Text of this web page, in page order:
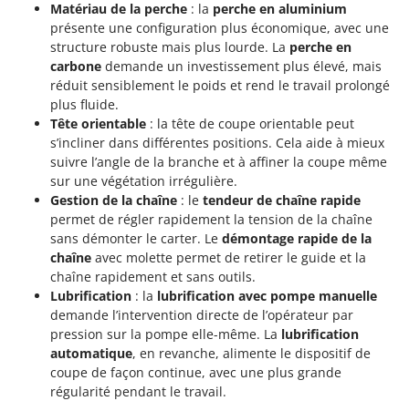
Matériau de la perche : la perche en aluminium
présente une configuration plus économique, avec une
structure robuste mais plus lourde. La perche en
carbone demande un investissement plus élevé, mais
réduit sensiblement le poids et rend le travail prolongé
plus fluide.
Tête orientable : la tête de coupe orientable peut
s’incliner dans différentes positions. Cela aide à mieux
suivre l’angle de la branche et à affiner la coupe même
sur une végétation irrégulière.
Gestion de la chaîne : le tendeur de chaîne rapide
permet de régler rapidement la tension de la chaîne
sans démonter le carter. Le démontage rapide de la
chaîne avec molette permet de retirer le guide et la
chaîne rapidement et sans outils.
Lubrification : la lubrification avec pompe manuelle
demande l’intervention directe de l’opérateur par
pression sur la pompe elle-même. La lubrification
automatique, en revanche, alimente le dispositif de
coupe de façon continue, avec une plus grande
régularité pendant le travail.